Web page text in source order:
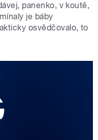
panenko, v koutě,
je báby
osvědčovalo, to